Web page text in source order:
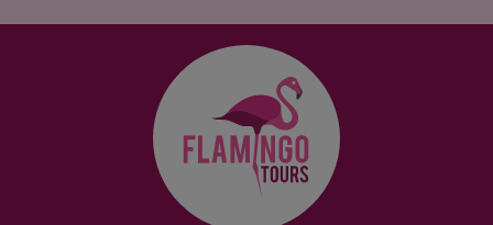
terrass. Flera rum har utsikt över trädgården,
lagunerna eller havet.
Hotellet har flera restauranger och barer, där bland
annat indiska, italienska och internationella rätter